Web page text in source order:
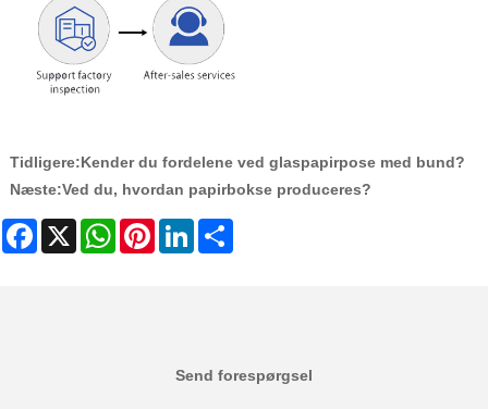
Tidligere:Kender du fordelene ved glaspapirpose med bund?
Næste:Ved du, hvordan papirbokse produceres?
Facebook WhatsAppPinterestLinkedIn
Send forespørgsel